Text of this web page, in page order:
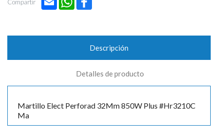
Compartir
Descripción
Detalles de producto
Martillo Elect Perforad 32Mm 850W Plus #Hr3210C
Ma